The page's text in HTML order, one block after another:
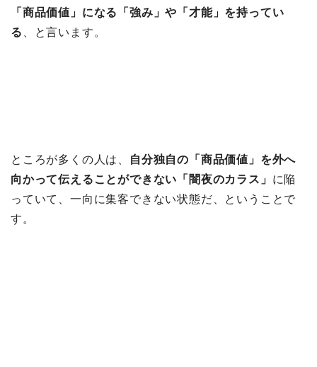
「商品価値」になる「強み」や「才能」を持ってい
る
、と言います。
ところが多くの人は、
自分独自の「商品価値」を外へ
向かって伝えることができない「闇夜のカラス」 に陥
っていて、一向に集客できない状態だ、ということで
す。